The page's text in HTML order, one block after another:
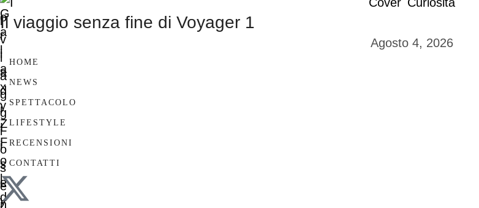
Il viaggio senza fine di Voyager 1
Agosto 4, 2026
HOME
NEWS
SPETTACOLO
LIFESTYLE
RECENSIONI
CONTATTI